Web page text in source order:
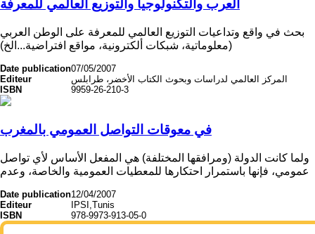
العرب والتكنولوجيا والتوزيع العالمي للمعرفة
بحث في واقع وتداعيات التوزيع العالمي للمعرفة على الوطن العربي
(معلوماتية، شبكات ألكترونية، مواقع افتراضية...الخ)
Date publication07/05/2007
Editeur
المركز العالمي لدراسات وبحوث الكتاب الأخضر، طرابلس
ISBN
9959-26-210-3
في معوقات التواصل العمومي بالمغرب
ولما كانت الدولة (ومرافقها المختلفة) هي المفعل الأساس لأي تواصل
عمومي، فإنها باستمرار احتكارها للمعطيات العمومية والخاصة، وعدم
Date publication12/04/2007
Editeur
IPSI,Tunis
ISBN
978-9973-913-05-0